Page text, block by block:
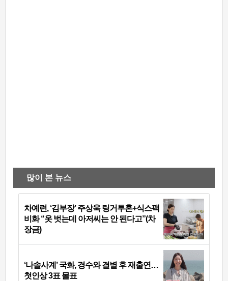
많이 본 뉴스
차예련, ‘김부장’ 주상욱 링거투혼+식스팩
비화 “옷 벗는데 아저씨는 안 된다고”(차
장금)
‘나솔사계’ 국화, 경수와 결별 후 재출연…
첫인상 3표 몰표